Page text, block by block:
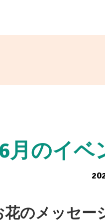
月のイベ
花のメッセー